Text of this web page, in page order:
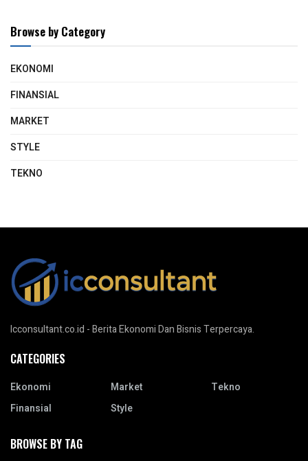
Browse by Category
EKONOMI
FINANSIAL
MARKET
STYLE
TEKNO
Icconsultant.co.id - Berita Ekonomi Dan Bisnis Terpercaya.
CATEGORIES
Ekonomi
Finansial
Market
Style
Tekno
BROWSE BY TAG